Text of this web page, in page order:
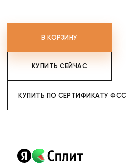
В КОРЗИНУ
КУПИТЬ СЕЙЧАС
КУПИТЬ ПО СЕРТИФИКАТУ ФСС